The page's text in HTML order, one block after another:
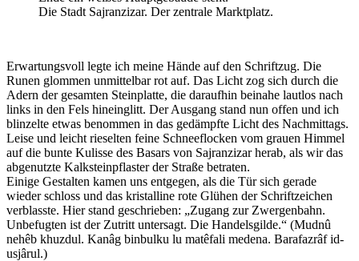
Die Stadt Sajranzizar. Der zentrale Marktplatz.
Erwartungsvoll legte ich meine Hände auf den Schriftzug. Die
Runen glommen unmittelbar rot auf. Das Licht zog sich durch die
Adern der gesamten Steinplatte, die daraufhin beinahe lautlos nach
links in den Fels hineinglitt. Der Ausgang stand nun offen und ich
blinzelte etwas benommen in das gedämpfte Licht des Nachmittags.
Leise und leicht rieselten feine Schneeflocken vom grauen Himmel
auf die bunte Kulisse des Basars von Sajranzizar herab, als wir das
abgenutzte Kalksteinpflaster der Straße betraten.
Einige Gestalten kamen uns entgegen, als die Tür sich gerade
wieder schloss und das kristalline rote Glühen der Schriftzeichen
verblasste. Hier stand geschrieben: „Zugang zur Zwergenbahn.
Unbefugten ist der Zutritt untersagt. Die Handelsgilde.“ (Mudnû
nehêb khuzdul. Kanâg binbulku lu matêfali medena. Barafazrâf id-
usjârul.)